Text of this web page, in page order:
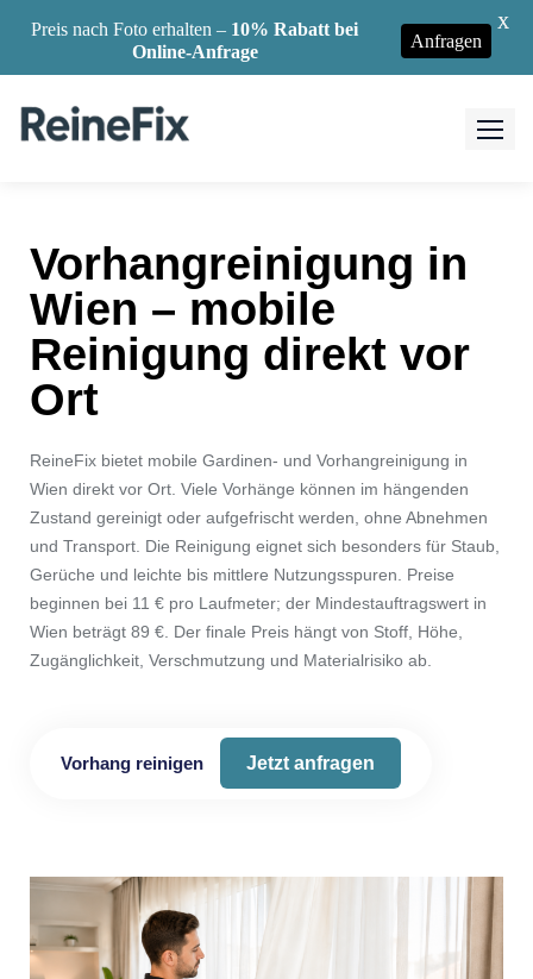
Vorhangreinigung in
Wien – mobile
Reinigung direkt vor
Ort
ReineFix bietet mobile Gardinen- und Vorhangreinigung in
Wien direkt vor Ort. Viele Vorhänge können im hängenden
Zustand gereinigt oder aufgefrischt werden, ohne Abnehmen
und Transport. Die Reinigung eignet sich besonders für Staub,
Gerüche und leichte bis mittlere Nutzungsspuren. Preise
beginnen bei 11 € pro Laufmeter; der Mindestauftragswert in
Wien beträgt 89 €. Der finale Preis hängt von Stoff, Höhe,
Zugänglichkeit, Verschmutzung und Materialrisiko ab.
Vorhang reinigen Jetzt anfragen
Preis nach Foto erhalten – 10% Rabatt bei
Online-Anfrage
Anfragen
X